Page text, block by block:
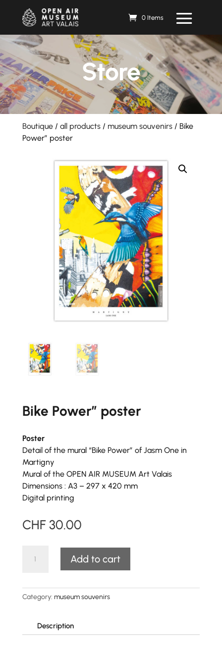
0 Items
Store
Boutique/ all products/ museum souvenirs/ Bike
Power” poster
Bike Power” poster
Poster
Detailof the mural “Bike Power” of Jasm One in
Martigny
Mural of the OPEN AIR MUSEUM Art Valais
Dimensions : A3 – 297 x 420 mm
Digital printing
CHF30.00
Power"
quantity
Add to cart
e
t
Category: museum souvenirs
Description